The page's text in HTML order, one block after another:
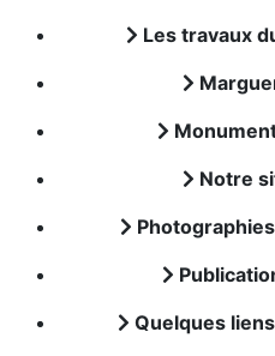
Les travaux
Notre
Quelques